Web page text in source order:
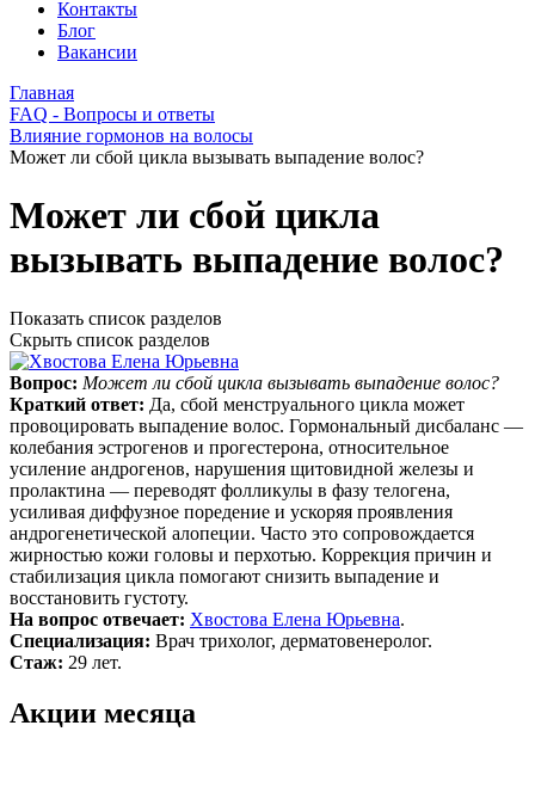
Контакты
Блог
Вакансии
Главная
FAQ - Вопросы и ответы
Влияние гормонов на волосы
Может ли сбой цикла вызывать выпадение волос?
Может ли сбой цикла
вызывать выпадение волос?
Показать список разделов
Скрыть список разделов
Вопрос: Может ли сбой цикла вызывать выпадение волос?
Краткий ответ: Да, сбой менструального цикла может
провоцировать выпадение волос. Гормональный дисбаланс —
колебания эстрогенов и прогестерона, относительное
усиление андрогенов, нарушения щитовидной железы и
пролактина — переводят фолликулы в фазу телогена,
усиливая диффузное поредение и ускоряя проявления
андрогенетической алопеции. Часто это сопровождается
жирностью кожи головы и перхотью. Коррекция причин и
стабилизация цикла помогают снизить выпадение и
восстановить густоту.
На вопрос отвечает: Хвостова Елена Юрьевна.
Специализация: Врач трихолог, дерматовенеролог.
Стаж: 29 лет.
Акции месяца